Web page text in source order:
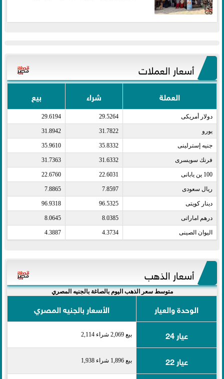
أسعار العملات
العملة شراء بيع
دولار أمريكى​ 29.5264
29.6194
يورو​ 31.7822
31.8942
جنيه إسترلينى​ 35.8332
35.9610
فرنك سويسرى​ 31.6332
31.7363
100 ين يابانى​ 22.6031
22.6760
ريال سعودى​ 7.8597
7.8865
دينار كويتى​ 96.5325
96.9318
درهم اماراتى​ 8.0385
8.0645
اليوان الصينى​ 4.3734
4.3887
أسعار الذهب
متوسط سعر الذهب اليوم بالصاغة بالجنيه المصري
الوحدة والعيار
الأسعار بالجنيه المصري
عيار 24
بيع 2,069 شراء 2,114
عيار 22 بيع 1,896 شراء 1,938